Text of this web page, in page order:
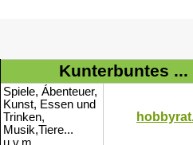
Kunterbuntes ...
Spiele, Ábenteuer,
Kunst, Essen und
Trinken,
Musik,Tiere...